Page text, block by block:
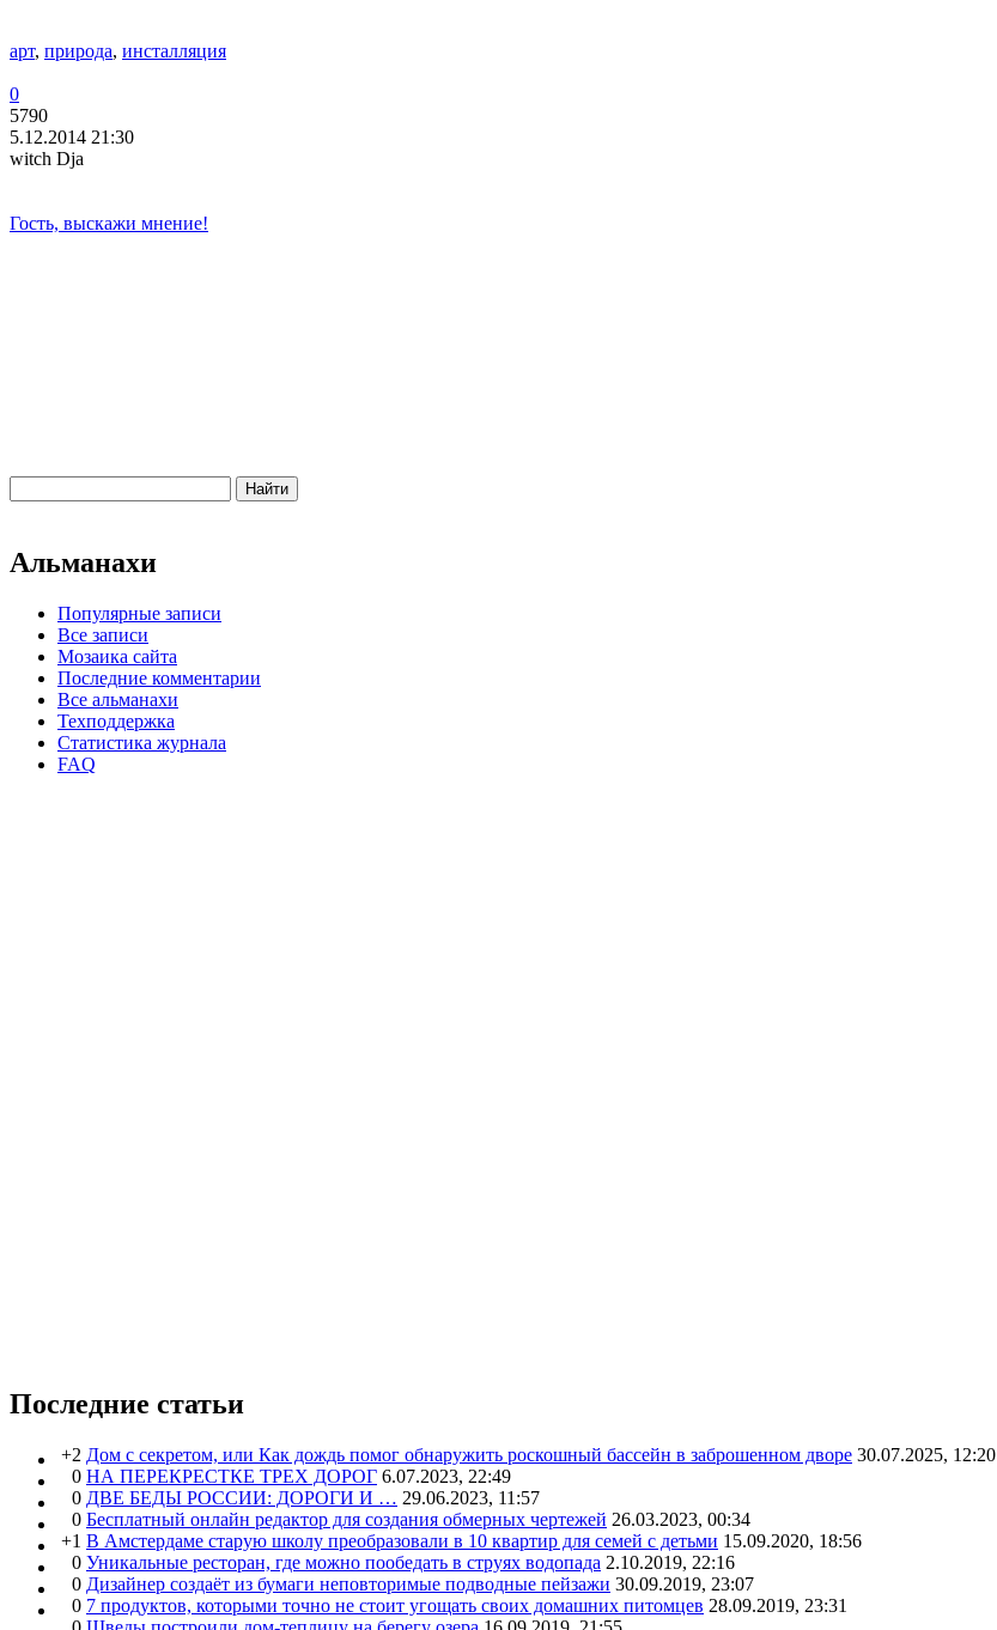
арт, природа, инсталляция
0
5790
5.12.2014 21:30
witch Dja
Гость, выскажи мнение!
Альманахи
Популярные записи
Все записи
Мозаика сайта
Последние комментарии
Все альманахи
Техподдержка
Статистика журнала
FAQ
Последние статьи
+2 Дом с секретом, или Как дождь помог обнаружить роскошный бассейн в заброшенном дворе 30.07.2025, 12:20
0 НА ПЕРЕКРЕСТКЕ ТРЕХ ДОРОГ 6.07.2023, 22:49
0 ДВЕ БЕДЫ РОССИИ: ДОРОГИ И … 29.06.2023, 11:57
0 Бесплатный онлайн редактор для создания обмерных чертежей 26.03.2023, 00:34
+1 В Амстердаме старую школу преобразовали в 10 квартир для семей с детьми 15.09.2020, 18:56
0 Уникальные ресторан, где можно пообедать в струях водопада 2.10.2019, 22:16
0 Дизайнер создаёт из бумаги неповторимые подводные пейзажи 30.09.2019, 23:07
0 7 продуктов, которыми точно не стоит угощать своих домашних питомцев 28.09.2019, 23:31